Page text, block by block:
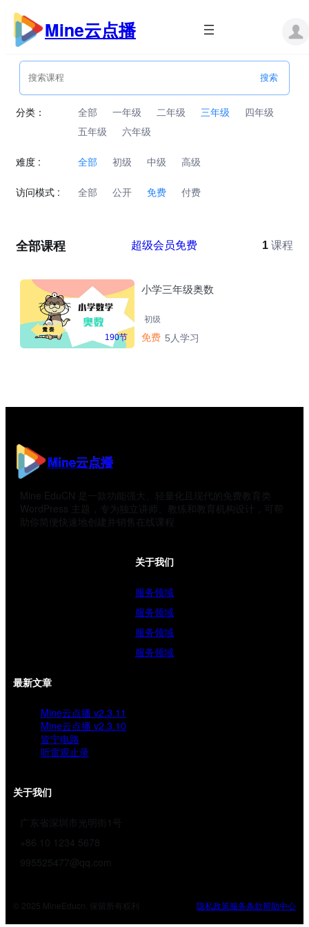
跳
内
Mine云点播
分类： 全部 一年级 二年级 三年级
四年级
五年级
六年级
难度 : 全部 初级 中级 高级
访问模式 : 全部 公开 免费 付费
全部课程 超级会员免费 1 课程
190节
小学三年级奥数
初级
免费 5人学习
Mine云点播
Mine EduCN 是一款功能强大、轻量化且现代的免费教育类
WordPress 主题，专为独立讲师、教练和教育机构设计，可帮
助你简便快速地创建并销售在线课程
关于我们
服务领域
服务领域
服务领域
服务领域
最新文章
Mine云点播 v2.3.11
Mine云点播 v2.3.10
皆宁电路
听雷观止录
关于我们
广东省深圳市光明街1号
+86 10 1234 5678
995525477@qq.com
© 2025 MineEducn. 保留所有权利 隐私政策服务条款帮助中心